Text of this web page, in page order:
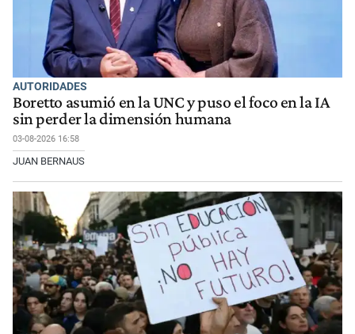
AUTORIDADES
Boretto asumió en la UNC y puso el foco en la IA
sin perder la dimensión humana
03-08-2026 16:58
JUAN BERNAUS